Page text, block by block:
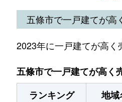
五條市で一戸建てが高
2023年に一戸建てが高く
五條市で一戸建てが高く
ランキング
地域